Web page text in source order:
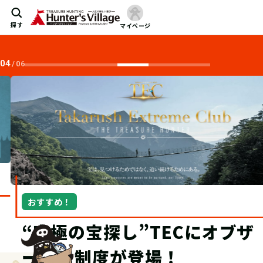
探す マイページ
04/ 06
おすすめ！
“究極の宝探し”TECにオブザ
ーバー制度が登場！